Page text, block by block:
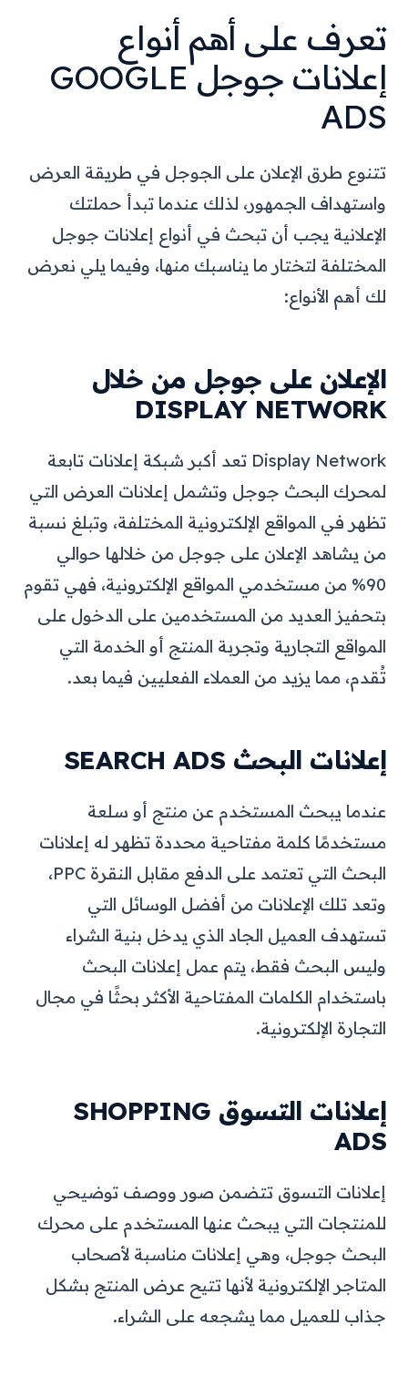
تعرف على أهم أنواع
إعلانات جوجل GOOGLE
ADS
تتنوع طرق الإعلان على الجوجل في طريقة العرض
واستهداف الجمهور، لذلك عندما تبدأ حملتك
الإعلانية يجب أن تبحث في أنواع إعلانات جوجل
المختلفة لتختار ما يناسبك منها، وفيما يلي نعرض
لك أهم الأنواع:
الإعلان على جوجل من خلال
DISPLAY NETWORK
Display Network تعد أكبر شبكة إعلانات تابعة
لمحرك البحث جوجل وتشمل إعلانات العرض التي
تظهر في المواقع الإلكترونية المختلفة، وتبلغ نسبة
من يشاهد الإعلان على جوجل من خلالها حوالي
90% من مستخدمي المواقع الإلكترونية، فهي تقوم
بتحفيز العديد من المستخدمين على الدخول على
المواقع التجارية وتجربة المنتج أو الخدمة التي
تُقدم، مما يزيد من العملاء الفعليين فيما بعد.
إعلانات البحث SEARCH ADS
عندما يبحث المستخدم عن منتج أو سلعة
مستخدمًا كلمة مفتاحية محددة تظهر له إعلانات
البحث التي تعتمد على الدفع مقابل النقرة PPC،
وتعد تلك الإعلانات من أفضل الوسائل التي
تستهدف العميل الجاد الذي يدخل بنية الشراء
وليس البحث فقط، يتم عمل إعلانات البحث
باستخدام الكلمات المفتاحية الأكثر بحثًا في مجال
التجارة الإلكترونية.
إعلانات التسوق SHOPPING
ADS
إعلانات التسوق تتضمن صور ووصف توضيحي
للمنتجات التي يبحث عنها المستخدم على محرك
البحث جوجل، وهي إعلانات مناسبة لأصحاب
المتاجر الإلكترونية لأنها تتيح عرض المنتج بشكل
جذاب للعميل مما يشجعه على الشراء.